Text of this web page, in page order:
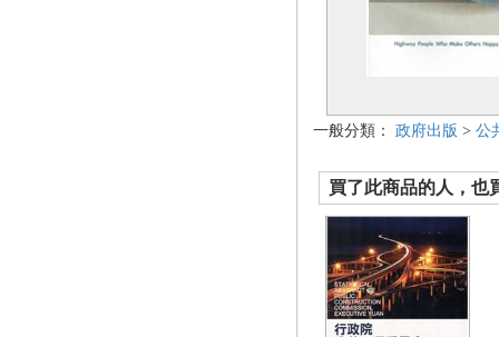
一般分類： 政府出版 > 公
買了此商品的人，也